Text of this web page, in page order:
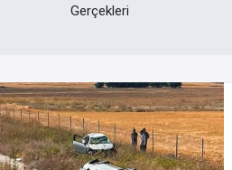
Gerçekleri